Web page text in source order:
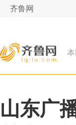
齐鲁网
山东广